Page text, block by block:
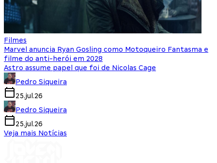
Filmes
Marvel anuncia Ryan Gosling como Motoqueiro Fantasma e
filme do anti-herói em 2028
Astro assume papel que foi de Nicolas Cage
Pedro Siqueira
25.jul.26
Pedro Siqueira
25.jul.26
Veja mais Notícias